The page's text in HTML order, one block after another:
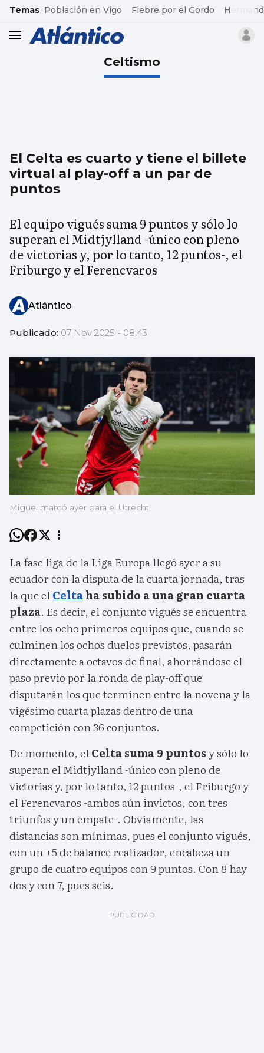
common.go-to-content
Temas Población en Vigo Fiebre por el Gordo
header.menu.open
Celtismo
El Celta es cuarto y tiene el billete
virtual al play-off a un par de
puntos
El equipo vigués suma 9 puntos y sólo lo
superan el Midtjylland -único con pleno
de victorias y, por lo tanto, 12 puntos-, el
Friburgo y el Ferencvaros
Atlántico
Publicado: 07 Nov 2025 - 08:43
Miguel marcó ayer para el Utrecht.
La fase liga de la Liga Europa llegó ayer a su
ecuador con la disputa de la cuarta jornada, tras
la que elCeltaha subido a una gran cuarta
plaza. Es decir, el conjunto vigués se encuentra
entre los ocho primeros equipos que, cuando se
culminen los ochos duelos previstos, pasarán
directamente a octavos de final, ahorrándose el
paso previo por la ronda de play-off que
disputarán los que terminen entre la novena y la
vigésimo cuarta plazas dentro de una
competición con 36 conjuntos.
De momento, elCelta suma 9 puntosy sólo lo
superan el Midtjylland -único con pleno de
victorias y, por lo tanto, 12 puntos-, el Friburgo y
el Ferencvaros -ambos aún invictos, con tres
triunfos y un empate-. Obviamente, las
distancias son mínimas, pues el conjunto vigués,
con un +5 de balance realizador, encabeza un
grupo de cuatro equipos con 9 puntos. Con 8 hay
dos y con 7, pues seis.